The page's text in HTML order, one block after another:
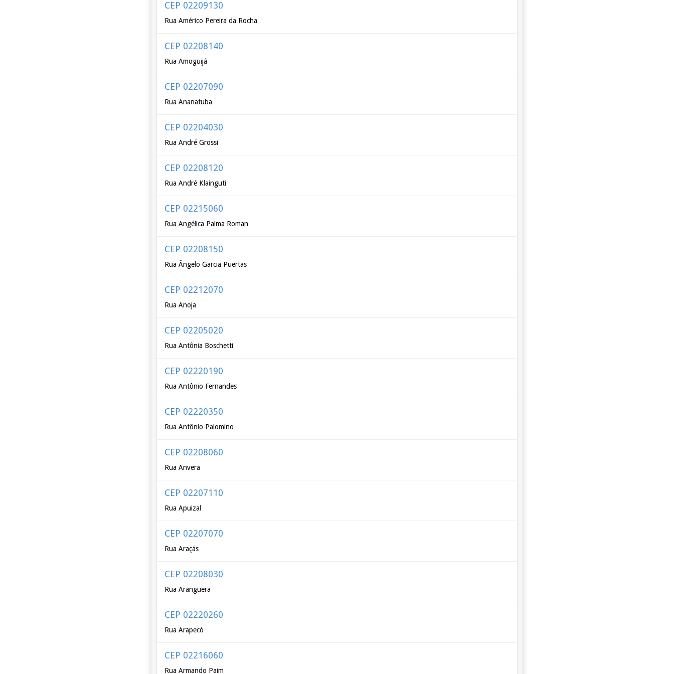
CEP 02209130
Rua Américo Pereira da Rocha
CEP 02208140
Rua Amoguijá
CEP 02207090
Rua Ananatuba
CEP 02204030
Rua André Grossi
CEP 02208120
Rua André Klainguti
CEP 02215060
Rua Angélica Palma Roman
CEP 02208150
Rua Ângelo Garcia Puertas
CEP 02212070
Rua Anoja
CEP 02205020
Rua Antônia Boschetti
CEP 02220190
Rua Antônio Fernandes
CEP 02220350
Rua Antônio Palomino
CEP 02208060
Rua Anvera
CEP 02207110
Rua Apuizal
CEP 02207070
Rua Araçás
CEP 02208030
Rua Aranguera
CEP 02220260
Rua Arapecó
CEP 02216060
Rua Armando Paim